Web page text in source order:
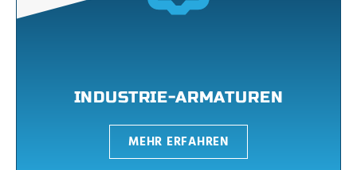
INDUSTRIE-ARMATUREN
MEHR ERFAHREN